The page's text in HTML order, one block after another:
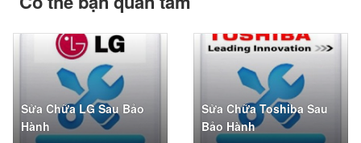
Sửa Chữa LG Sau Bảo
Hành
Sửa Chữa Toshiba Sau
Bảo Hành